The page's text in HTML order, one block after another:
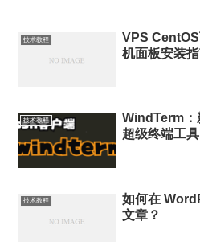
技术教程
VPS
机面板安装
技术教程
WindTerm：
超级终端工具
技术教程
如何在
文章？